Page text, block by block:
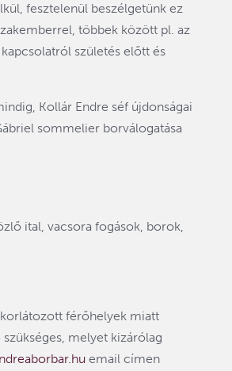
fesztelenül beszélgetünk ez
többek között pl. az
születés előtt és
Kollár Endre séf újdonságai
sommelier borválogatása
ital, vacsora fogások, borok,
férőhelyek miatt
melyet kizárólag
email címen